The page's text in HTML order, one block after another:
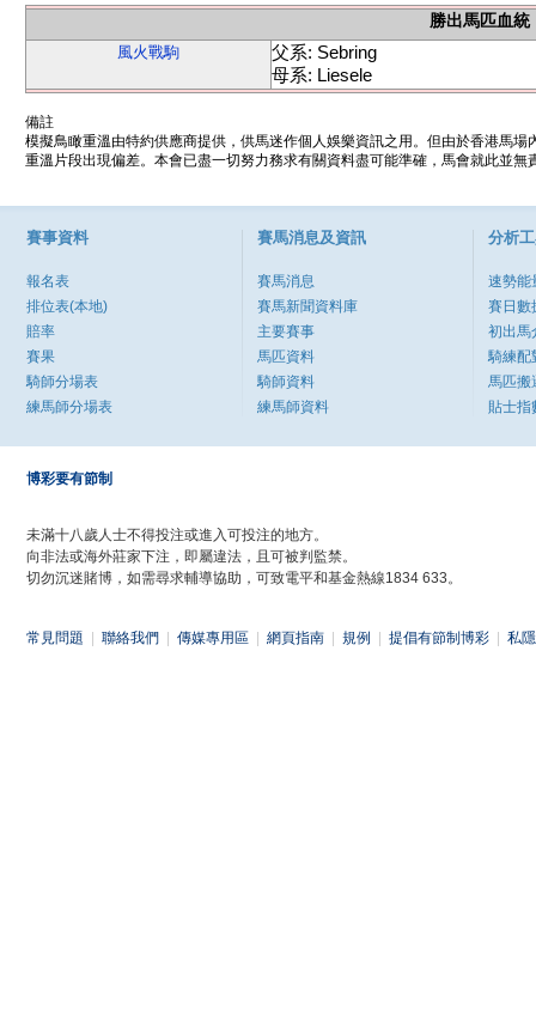
勝出馬匹血統
風火戰駒
父系: Sebring
母系: Liesele
備註
模擬鳥瞰重溫由特約供應商提供，供馬迷作個人娛樂資訊之用。但由於香港馬
重溫片段出現偏差。本會已盡一切努力務求有關資料盡可能準確，馬會就此並
賽事資料
報名表
排位表(本地)
賠率
賽果
騎師分場表
練馬師分場表
賽馬消息及資訊
賽馬消息
賽馬新聞資料庫
主要賽事
馬匹資料
騎師資料
練馬師資料
分析
速勢能
賽日數
初出馬
騎練配
馬匹搬
貼士指
博彩要有節制
未滿十八歲人士不得投注或進入可投注的地方。
向非法或海外莊家下注，即屬違法，且可被判監禁。
切勿沉迷賭博，如需尋求輔導協助，可致電平和基金熱線1834 633。
常見問題 聯絡我們 傳媒專用區 網頁指南 規例 提倡有節制博彩 私